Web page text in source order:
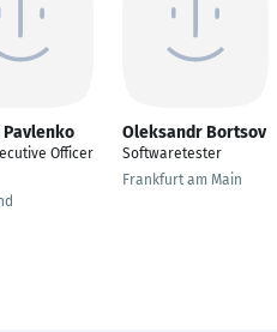
Pavlenko
Officer
Oleksandr Bortsov
Softwaretester
Frankfurt am Main